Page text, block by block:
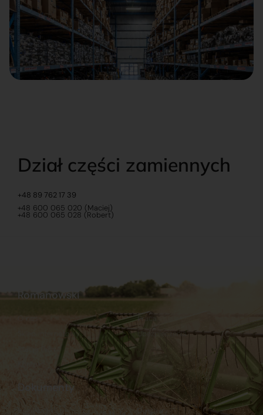
Dział części zamiennych
+48 89 762 17 39
+48 600 065 020 (Maciej)
+48 600 065 028 (Robert)
Dokumenty
Regulamin Dostawy
Romanowski
Sklep internetowy
Praca
Ubezpieczenia